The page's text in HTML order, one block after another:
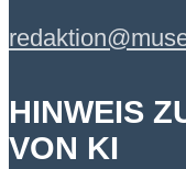
HINWEIS
VON KI